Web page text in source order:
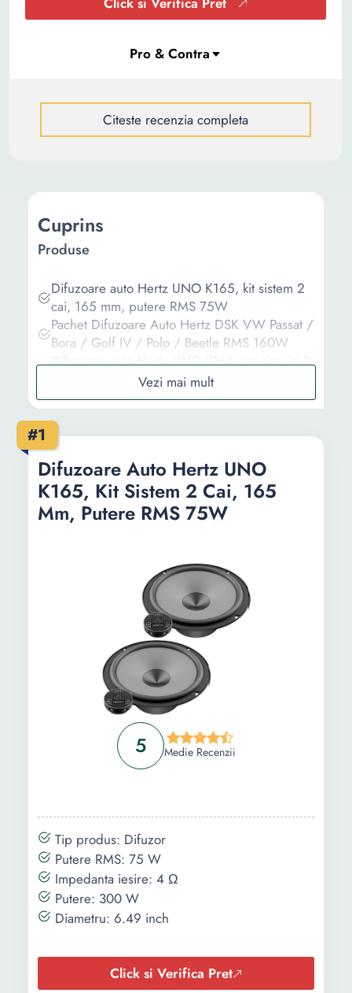
Citeste recenzia completa
#1
5 Medie Recenzii
Difuzoare Auto Hertz UNO
K165, Kit Sistem 2 Cai, 165
Mm, Putere RMS 75W
Tip produs: Difuzor
Putere RMS: 75 W
Impedanta iesire: 4 Ω
Putere: 300 W
Diametru: 6.49 inch
Click si Verifica Pret
Cuprins
Produse
Difuzoare auto Hertz UNO K165, kit sistem 2
cai, 165 mm, putere RMS 75W
Pachet Difuzoare Auto Hertz DSK VW Passat /
Bora / Golf IV / Polo / Beetle RMS 160W
Difuzoare auto Hertz UNO X165, set coaxial 2
cai, 165mm, putere RMS 55W
Difuzoare auto coaxiale PNI HiFi500, 100W,
12.7 cm, 3 cai, set 2 buc
Set Difuzoare Auto JBL, Stage2 524, , 210w,
130mm
Informații
Ghid de cumparare